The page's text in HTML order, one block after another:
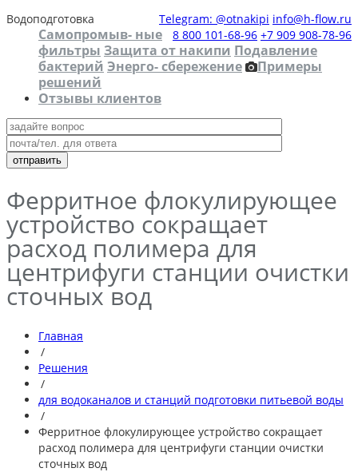
Водоподготовка Telegram: @otnakipi info@h-flow.ru
8 800 101-68-96 +7 909 908-78-96
Самопромыв- ные
фильтры Защита от накипи Подавление
бактерий Энерго- сбережение
Примеры
решений
Отзывы клиентов
Ферритное флокулирующее
устройство сокращает
расход полимера для
центрифуги станции очистки
сточных вод
Главная
/
Решения
/
для водоканалов и станций подготовки питьевой воды
/
Ферритное флокулирующее устройство сокращает
расход полимера для центрифуги станции очистки
сточных вод